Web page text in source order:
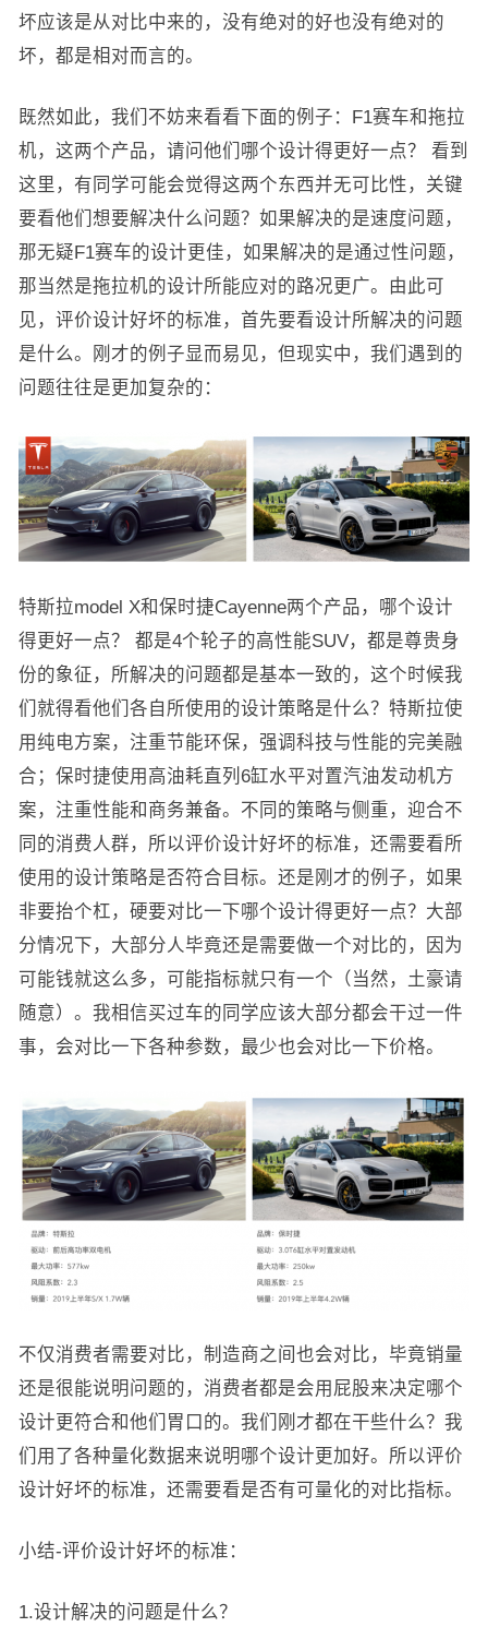
坏应该是从对比中来的，没有绝对的好也没有绝对的
坏，都是相对而言的。
既然如此，我们不妨来看看下面的例子：F1赛车和拖拉
机，这两个产品，请问他们哪个设计得更好一点？ 看到
这里，有同学可能会觉得这两个东西并无可比性，关键
要看他们想要解决什么问题？如果解决的是速度问题，
那无疑F1赛车的设计更佳，如果解决的是通过性问题，
那当然是拖拉机的设计所能应对的路况更广。由此可
见，评价设计好坏的标准，首先要看设计所解决的问题
是什么。刚才的例子显而易见，但现实中，我们遇到的
问题往往是更加复杂的：
特斯拉model X和保时捷Cayenne两个产品，哪个设计
得更好一点？ 都是4个轮子的高性能SUV，都是尊贵身
份的象征，所解决的问题都是基本一致的，这个时候我
们就得看他们各自所使用的设计策略是什么？特斯拉使
用纯电方案，注重节能环保，强调科技与性能的完美融
合；保时捷使用高油耗直列6缸水平对置汽油发动机方
案，注重性能和商务兼备。不同的策略与侧重，迎合不
同的消费人群，所以评价设计好坏的标准，还需要看所
使用的设计策略是否符合目标。还是刚才的例子，如果
非要抬个杠，硬要对比一下哪个设计得更好一点？大部
分情况下，大部分人毕竟还是需要做一个对比的，因为
可能钱就这么多，可能指标就只有一个（当然，土豪请
随意）。我相信买过车的同学应该大部分都会干过一件
事，会对比一下各种参数，最少也会对比一下价格。
不仅消费者需要对比，制造商之间也会对比，毕竟销量
还是很能说明问题的，消费者都是会用屁股来决定哪个
设计更符合和他们胃口的。我们刚才都在干些什么？我
们用了各种量化数据来说明哪个设计更加好。所以评价
设计好坏的标准，还需要看是否有可量化的对比指标。
小结-评价设计好坏的标准：
1.设计解决的问题是什么？